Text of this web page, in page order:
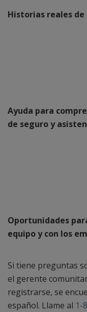
Historias reales de
Ayuda para
de seguro y
Oportunidades
equipo y con los
Si tiene preguntas
el gerente
registrarse, se
español. Llame al 1-